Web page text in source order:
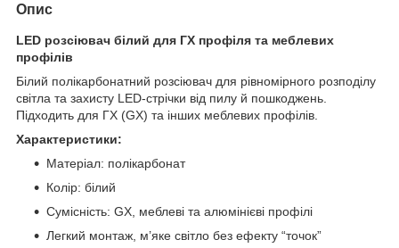
Опис
LED розсіювач білий для ГХ профіля та меблевих
профілів
Білий полікарбонатний розсіювач для рівномірного розподілу
світла та захисту LED-стрічки від пилу й пошкоджень.
Підходить для ГХ (GX) та інших меблевих профілів.
Характеристики:
Матеріал: полікарбонат
Колір: білий
Сумісність: GX, меблеві та алюмінієві профілі
Легкий монтаж, м’яке світло без ефекту “точок”